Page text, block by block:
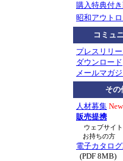
購入特典付
昭和アウト
コミュ
プレスリリ
ダウンロード
メールマガ
その
人材募集
販売提携
ウェブサイ
お持ちの方
電子カタロ
(PDF 8MB)